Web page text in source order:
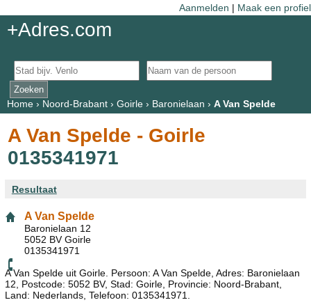
Aanmelden | Maak een profiel
+Adres.com
Home› Noord-Brabant› Goirle› Baronielaan › A Van Spelde
A Van Spelde - Goirle
0135341971
Resultaat
A Van Spelde
Baronielaan 12
5052 BV Goirle
0135341971
A Van Spelde uit Goirle. Persoon: A Van Spelde, Adres: Baronielaan
12, Postcode: 5052 BV, Stad: Goirle, Provincie: Noord-Brabant,
Land: Nederlands, Telefoon: 0135341971.